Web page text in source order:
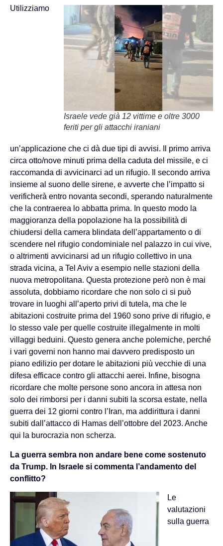
Israele vede già 12 vittime e oltre 3000
feriti per gli attacchi iraniani
Utilizziamo
un’applicazione che ci dà due tipi di avvisi. Il primo arriva
circa otto/nove minuti prima della caduta del missile, e ci
raccomanda di avvicinarci ad un rifugio. Il secondo arriva
insieme al suono delle sirene, e avverte che l’impatto si
verificherà entro novanta secondi, sperando naturalmente
che la contraerea lo abbatta prima. In questo modo la
maggioranza della popolazione ha la possibilità di
chiudersi della camera blindata dell’appartamento o di
scendere nel rifugio condominiale nel palazzo in cui vive,
o altrimenti avvicinarsi ad un rifugio collettivo in una
strada vicina, a Tel Aviv a esempio nelle stazioni della
nuova metropolitana. Questa protezione però non è mai
assoluta, dobbiamo ricordare che non solo ci si può
trovare in luoghi all’aperto privi di tutela, ma che le
abitazioni costruite prima del 1960 sono prive di rifugio, e
lo stesso vale per quelle costruite illegalmente in molti
villaggi beduini. Questo genera anche polemiche, perché
i vari governi non hanno mai davvero predisposto un
piano edilizio per dotare le abitazioni più vecchie di una
difesa efficace contro gli attacchi aerei. Infine, bisogna
ricordare che molte persone sono ancora in attesa non
solo dei rimborsi per i danni subiti la scorsa estate, nella
guerra dei 12 giorni contro l’Iran, ma addirittura i danni
subiti dall’attacco di Hamas dell’ottobre del 2023. Anche
qui la burocrazia non scherza.
La guerra sembra non andare bene come sostenuto
da Trump. In Israele si commenta l’andamento del
conflitto?
Le
valutazioni
sulla guerra